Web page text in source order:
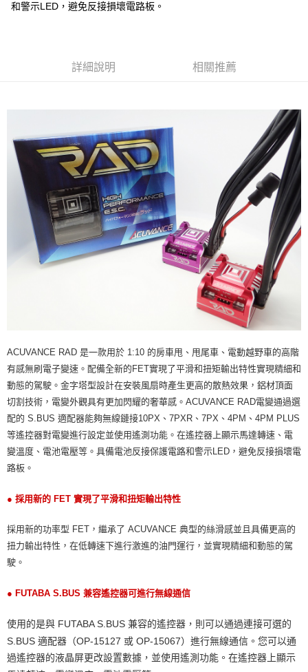
7-11取貨付款
每筆NT$80，滿NT$3,000(含以上)免運費
郵局包裹
每筆NT$60，滿NT$3,000(含以上)免運費
和警示LED，避免反接損壞電路板。
詳細說明 相關推薦
ACUVANCE RAD 是一款用於 1:10 的房車甩、甩尾車、電動越野車的高階
有感無刷電子變速。配備全新的FET實現了平滑和扭矩輸出特性實現精細和
動態的駕駛。金字塔型設計在安裝風扇時產生更高的散熱效果，鋁材頂面
切割技術，電變外觀具有更加閃耀的奢華感。ACUVANCE RAD電變通過選
配的 S.BUS 適配器能夠無線鏈接10PX、7PXR、7PX、4PM、4PM PLUS
等遙控器對電變進行設定並使用遙測功能。在遙控器上顯示馬達轉速、電
變溫度、電池電壓等。具備電池反接保護電路和警示LED，避免反接損壞電
路板。
● 採用新的 FET 實現了平滑和扭矩輸出特性
採用新的功率型 FET，繼承了 ACUVANCE 典型的絲滑感並且具備更高的
扭力輸出特性，在低轉速下進行激進的油門運行，並實現精細和動態的駕
駛。
● FUTABA S.BUS 兼容遙控器可進行無線通信
使用的是與 FUTABA S.BUS 兼容的遙控器，則可以通過連接可選的
S.BUS 適配器（OP-15127 或 OP-15067）進行無線通信。 您可以通
過遙控器的液晶屏更改設置數據，並使用遙測功能。在遙控器上顯示